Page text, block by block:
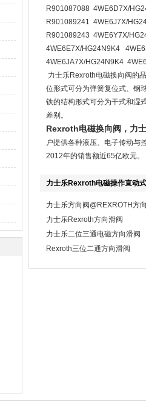
R901087088 4WE6D7X/
R901089241 4WE6J7X/
R901089243 4WE6Y7X/
4WE6E7X/HG24N9K4
4WE6JA7X/HG24N9K4
力士乐Rexroth电磁换向阀的
位形式可分为弹簧复位式、钢
铁的结构形式可分为干式和湿
差别。
Rexroth电磁换向阀，力
户提供各种液压、电子传动与
2012年的销售额近65亿欧元。
力士乐Rexroth电磁操作直动
力士乐方向阀@REXROTH方
力士乐Rexroth方向滑阀
力士乐二位三通电磁方向滑阀
Rexroth三位二通方向滑阀